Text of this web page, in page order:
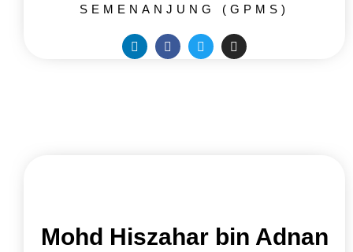
SEMENANJUNG (GPMS)
Mohd Hiszahar bin Adnan